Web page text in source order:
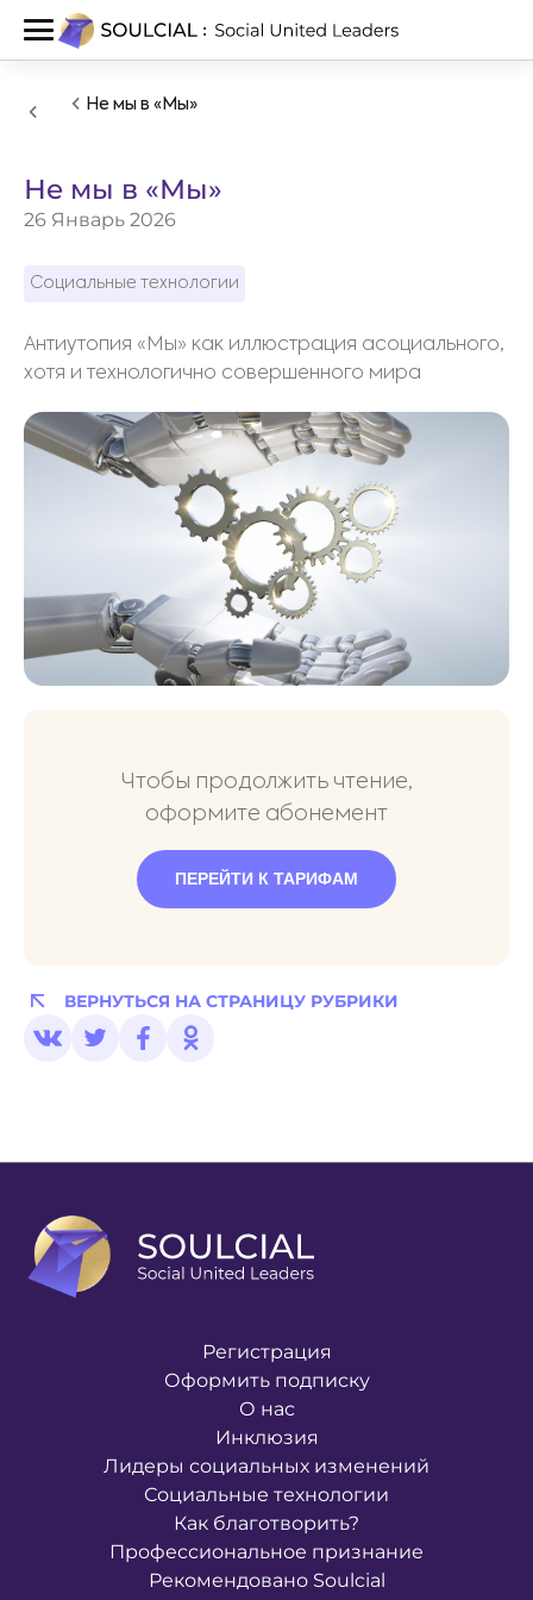
Не мы в «Мы»
Не мы в «Мы»
26 Январь 2026
Социальные технологии
Антиутопия «Мы» как иллюстрация асоциального,
хотя и технологично совершенного мира
Чтобы продолжить чтение,
оформите абонемент
ПЕРЕЙТИ К ТАРИФАМ
ВЕРНУТЬСЯ НА СТРАНИЦУ РУБРИКИ
Регистрация
Оформить подписку
О нас
Инклюзия
Лидеры социальных изменений
Социальные технологии
Как благотворить?
Профессиональное признание
Рекомендовано Soulcial